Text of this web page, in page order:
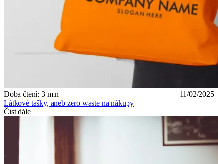
Doba čtení: 3 min
11/02/2025
Látkové tašky, aneb zero waste na nákupy
Číst dále